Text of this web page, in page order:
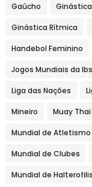
Gaúcho
Ginástica Rítmica
Handebol Feminino
Jogos Mundiais da
Liga das Nações
Mineiro Muay Thai
Mundial de Atletismo
Mundial de Clubes
Mundial de